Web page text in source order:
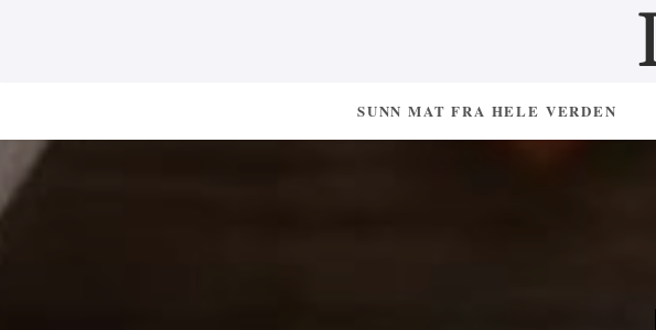
SUNN MAT FRA HELE VERDEN